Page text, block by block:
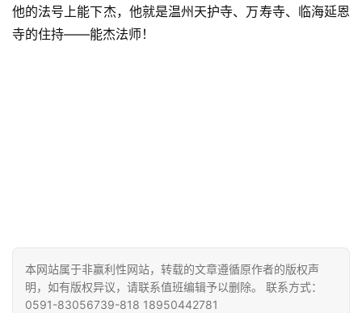
责
声
他的法号上能下杰，他就是温州天护寺、万寿寺、临海延恩
寺的住持——能杰法师！
本网站属于非赢利性网站，转载的文章遵循原作者的版权声
明，如有版权异议，请联系值班编辑予以删除。 联系方式：
0591-83056739-818 18950442781